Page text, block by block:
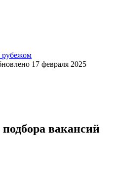
рубежом
17 февраля 2025
вакансий